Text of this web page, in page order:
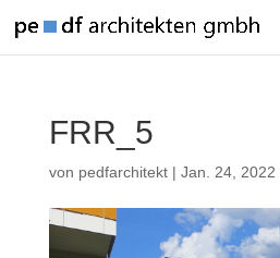
FRR_5
von pedfarchitekt| Jan. 24, 2022